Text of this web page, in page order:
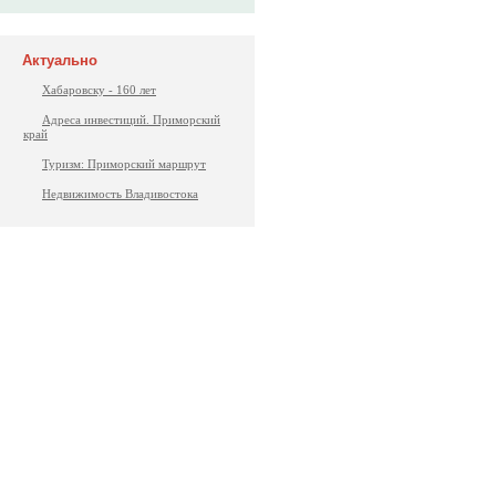
Актуально
Хабаровску - 160 лет
Адреса инвестиций. Приморский
край
Туризм: Приморский маршрут
Недвижимость Владивостока